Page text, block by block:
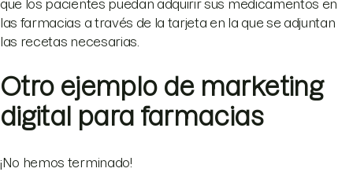
que los pacientes puedan adquirir sus medicamentos en
las farmacias a través de la tarjeta en la que se adjuntan
las recetas necesarias.
Otro ejemplo de marketing
digital para farmacias
¡No hemos terminado!